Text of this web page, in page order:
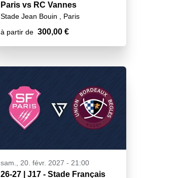
Paris vs RC Vannes
Stade Jean Bouin , Paris
à partir de 300,00 €
sam., 20. févr. 2027 - 21:00
26-27 | J17 - Stade Français